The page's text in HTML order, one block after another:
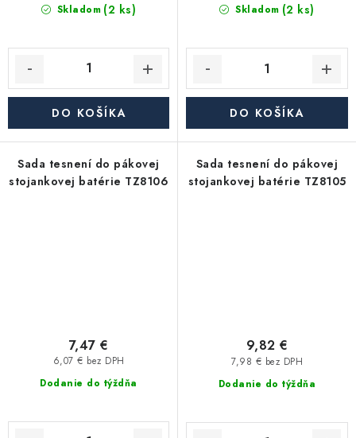
Skladom (2 ks)
DO KOŠÍKA
Skladom (2 ks)
DO KOŠÍKA
Sada tesnení do pákovej
stojankovej batérie TZ8106
Dodanie do týždňa
6,07 € bez DPH
7,47 €
Sada tesnení do pákovej
stojankovej batérie TZ8105
Dodanie do týždňa
7,98 € bez DPH
9,82 €